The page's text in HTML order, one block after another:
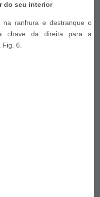
do seu interior
na ranhura e destranque o
chave da direita para a
Fig. 6.